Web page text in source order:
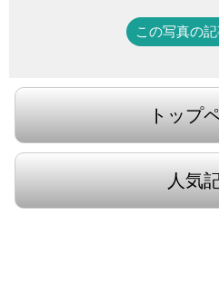
この写真の
トップ
人気